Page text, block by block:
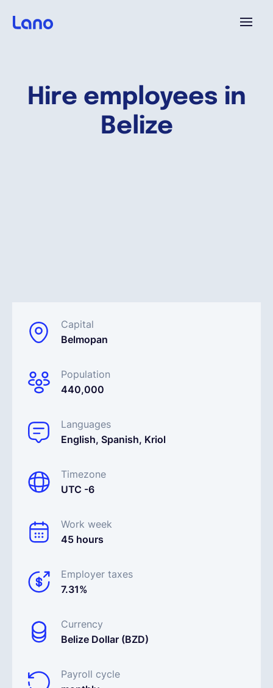
Hire employees in
Belize
Capital
Belmopan
Population
440,000
Languages
English, Spanish, Kriol
Timezone
UTC -6
Work week
45 hours
Employer taxes
7.31%
Currency
Belize Dollar (BZD)
Payroll cycle
¿Por qué Lano?
Solicita una demo
EOR & Payroll
Contractor Management